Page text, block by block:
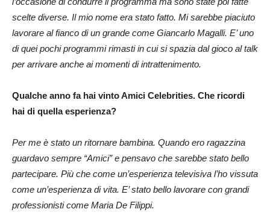
scelte diverse. Il mio nome era stato fatto. Mi sarebbe piaciuto
lavorare al fianco di un grande come Giancarlo Magalli. E’ uno
di quei pochi programmi rimasti in cui si spazia dal gioco al talk
per arrivare anche ai momenti di intrattenimento.
Qualche anno fa hai vinto Amici Celebrities. Che ricordi
hai di quella esperienza?
Per me è stato un ritornare bambina. Quando ero ragazzina
guardavo sempre “Amici” e pensavo che sarebbe stato bello
partecipare. Più che come un’esperienza televisiva l’ho vissuta
come un’esperienza di vita. E’ stato bello lavorare con grandi
professionisti come Maria De Filippi.